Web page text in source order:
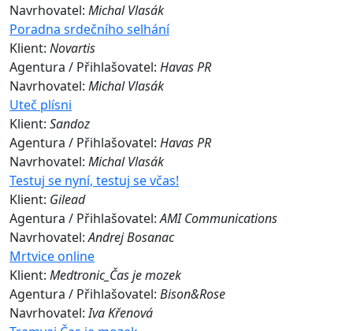
Navrhovatel: Michal Vlasák
Poradna srdečního selhání
Klient: Novartis
Agentura / Přihlašovatel: Havas PR
Navrhovatel: Michal Vlasák
Uteč plísni
Klient: Sandoz
Agentura / Přihlašovatel: Havas PR
Navrhovatel: Michal Vlasák
Testuj se nyní, testuj se včas!
Klient: Gilead
Agentura / Přihlašovatel:AMI Communications
Navrhovatel:Andrej Bosanac
Mrtvice online
Klient: Medtronic_Čas je mozek
Agentura / Přihlašovatel: Bison&Rose
Navrhovatel:Iva Křenová